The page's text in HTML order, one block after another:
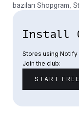
bazıları Shopgram,
Install
Stores using Notify
Join the club:
START FREE